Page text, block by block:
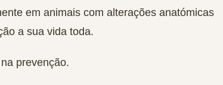
em animais com alterações anatómicas
a sua vida toda.
prevenção.